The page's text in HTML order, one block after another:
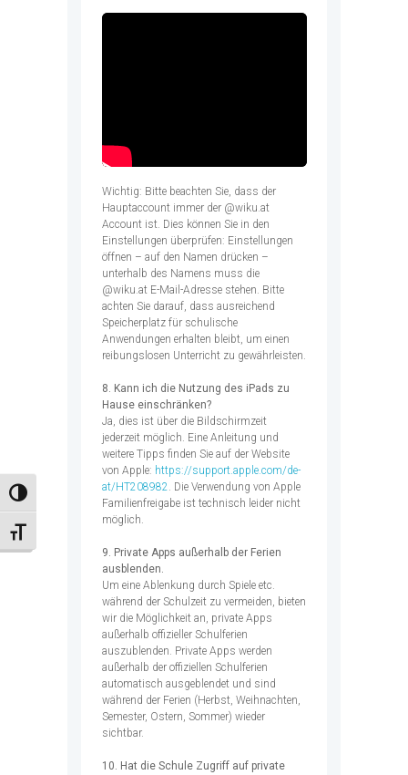
Umschalten auf hohe Kontraste
Schrift vergrößern
Wichtig: Bitte beachten Sie, dass der
Hauptaccount immer der @wiku.at
Account ist. Dies können Sie in den
Einstellungen überprüfen: Einstellungen
öffnen – auf den Namen drücken –
unterhalb des Namens muss die
@wiku.at E-Mail-Adresse stehen. Bitte
achten Sie darauf, dass ausreichend
Speicherplatz für schulische
Anwendungen erhalten bleibt, um einen
reibungslosen Unterricht zu gewährleisten.
8. Kann ich die Nutzung des iPads zu
Hause einschränken?
Ja, dies ist über die Bildschirmzeit
jederzeit möglich. Eine Anleitung und
weitere Tipps finden Sie auf der Website
von Apple: https://support.apple.com/de-
at/HT208982. Die Verwendung von Apple
Familienfreigabe ist technisch leider nicht
möglich.
9. Private Apps außerhalb der Ferien
ausblenden.
Um eine Ablenkung durch Spiele etc.
während der Schulzeit zu vermeiden, bieten
wir die Möglichkeit an, private Apps
außerhalb offizieller Schulferien
auszublenden. Private Apps werden
außerhalb der offiziellen Schulferien
automatisch ausgeblendet und sind
während der Ferien (Herbst, Weihnachten,
Semester, Ostern, Sommer) wieder
sichtbar.
10. Hat die Schule Zugriff auf private